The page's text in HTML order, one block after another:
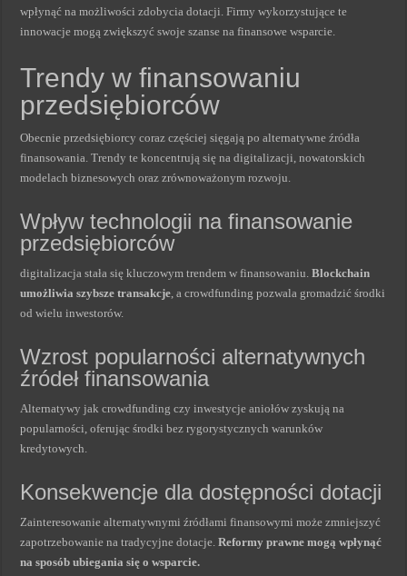
wpłynąć na możliwości zdobycia dotacji. Firmy wykorzystujące te
innowacje mogą zwiększyć swoje szanse na finansowe wsparcie.
Trendy w finansowaniu
przedsiębiorców
Obecnie przedsiębiorcy coraz częściej sięgają po alternatywne źródła
finansowania. Trendy te koncentrują się na digitalizacji, nowatorskich
modelach biznesowych oraz zrównoważonym rozwoju.
Wpływ technologii na finansowanie
przedsiębiorców
digitalizacja stała się kluczowym trendem w finansowaniu.Blockchain
umożliwia szybsze transakcje, a crowdfunding pozwala gromadzić środki
od wielu inwestorów.
Wzrost popularności alternatywnych
źródeł finansowania
Alternatywy jak crowdfunding czy inwestycje aniołów zyskują na
popularności, oferując środki bez rygorystycznych warunków
kredytowych.
Konsekwencje dla dostępności dotacji
Zainteresowanie alternatywnymi źródłami finansowymi może zmniejszyć
zapotrzebowanie na tradycyjne dotacje.Reformy prawne mogą wpłynąć
na sposób ubiegania się o wsparcie.